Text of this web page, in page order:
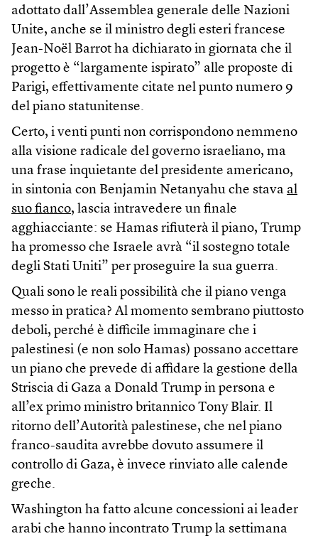
adottato dall’Assemblea generale delle Nazioni
Unite, anche se il ministro degli esteri francese
Jean-Noël Barrot ha dichiarato in giornata che il
progetto è “largamente ispirato” alle proposte di
Parigi, effettivamente citate nel punto numero 9
del piano statunitense.
Certo, i venti punti non corrispondono nemmeno
alla visione radicale del governo israeliano, ma
una frase inquietante del presidente americano,
in sintonia con Benjamin Netanyahu che stava al
suo fianco, lascia intravedere un finale
agghiacciante: se Hamas rifiuterà il piano, Trump
ha promesso che Israele avrà “il sostegno totale
degli Stati Uniti” per proseguire la sua guerra.
Quali sono le reali possibilità che il piano venga
messo in pratica? Al momento sembrano piuttosto
deboli, perché è difficile immaginare che i
palestinesi (e non solo Hamas) possano accettare
un piano che prevede di affidare la gestione della
Striscia di Gaza a Donald Trump in persona e
all’ex primo ministro britannico Tony Blair. Il
ritorno dell’Autorità palestinese, che nel piano
franco-saudita avrebbe dovuto assumere il
controllo di Gaza, è invece rinviato alle calende
greche.
Washington ha fatto alcune concessioni ai leader
arabi che hanno incontrato Trump la settimana